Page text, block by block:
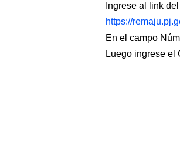
Ingrese al link
https://
En el campo
Luego ingrese el